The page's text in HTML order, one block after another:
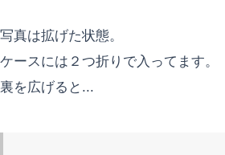
写真は拡げた状態。
ケースには２つ折りで入ってます。
裏を広げると...